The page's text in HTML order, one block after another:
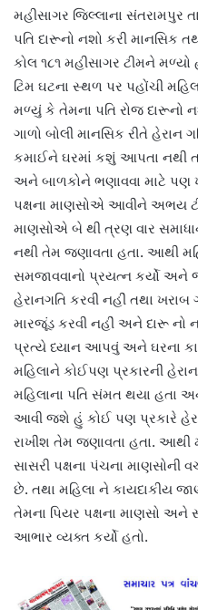
મહીસાગર જિલ્લાના સંતરામપુર
પતિ દારૂનો નશો કરી માનસિક
કોલ ૧૮૧ મહીસાગર ટીમને
ટિમ ઘટના સ્થળ પર પહોંચી
મળ્યું કે તેમના પતિ રોજ
ગાળો બોલી માનસિક રીતે
કમાઈને ઘરમાં કશું આપતા નથી
અને બાળકોને ભણાવવા માટે પણ
પક્ષના માણસોએ આવીને અભય
માણસોએ બે થી ત્રણ વાર
નથી તેમ જણાવતા હતા. આથી
સમજાવવાનો પ્રયત્ન કર્યો અને
હેરાનગતિ કરવી નહીં તથા
મારજૂંડ કરવી નહીં અને દારૂ નો
પ્રત્યે ધ્યાન આપવું અને ઘરના
મહિલાને કોઈપણ પ્રકારની
મહિલાના પતિ સંમત થયા હતા
આવી જશે હું કોઈ પણ પ્રકારે
રાખીશ તેમ જણાવતા હતા. આથી
સાસરી પક્ષના પંચના
છે. તથા મહિલા ને કાયદાકીય
તેમના પિયર પક્ષના માણસો અને
આભાર વ્યક્ત કર્યો હતો.